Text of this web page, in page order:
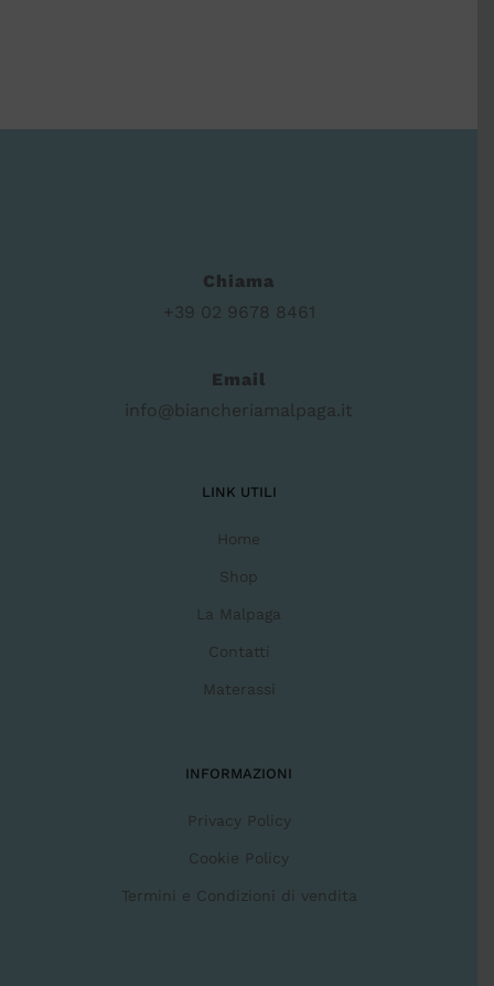
Chiama
+39 02 9678 8461
Email
info@biancheriamalpaga.it
LINK UTILI
Home
Shop
La Malpaga
Contatti
Materassi
INFORMAZIONI
Privacy Policy
Cookie Policy
Termini e Condizioni di vendita